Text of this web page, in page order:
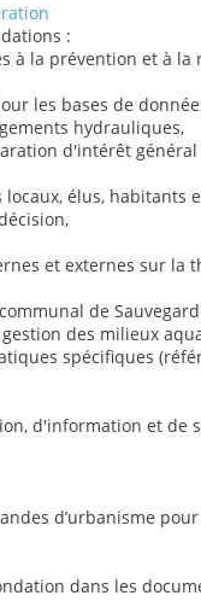
:
à la prévention et à
les bases de
hydrauliques,
d'intérêt
élus, habitants
et externes sur la
de
des milieux
spécifiques
d'information et de
d’urbanisme
dans les